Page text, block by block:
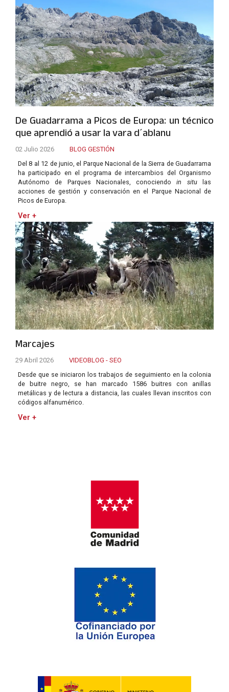
De Guadarrama a Picos de Europa: un técnico
que aprendió a usar la vara d´ablanu
02 Julio 2026
BLOG GESTIÓN
Del 8 al 12 de junio, el Parque Nacional de la Sierra de Guadarrama
ha participado en el programa de intercambios del Organismo
Autónomo de Parques Nacionales, conociendoin situlas
acciones de gestión y conservación en el Parque Nacional de
Picos de Europa.
Ver +
Marcajes
29 Abril 2026
VIDEOBLOG - SEO
Desde que se iniciaron los trabajos de seguimiento en la colonia
de buitre negro, se han marcado 1586 buitres con anillas
metálicas y de lectura a distancia, las cuales llevan inscritos con
códigos alfanumérico.
Ver +